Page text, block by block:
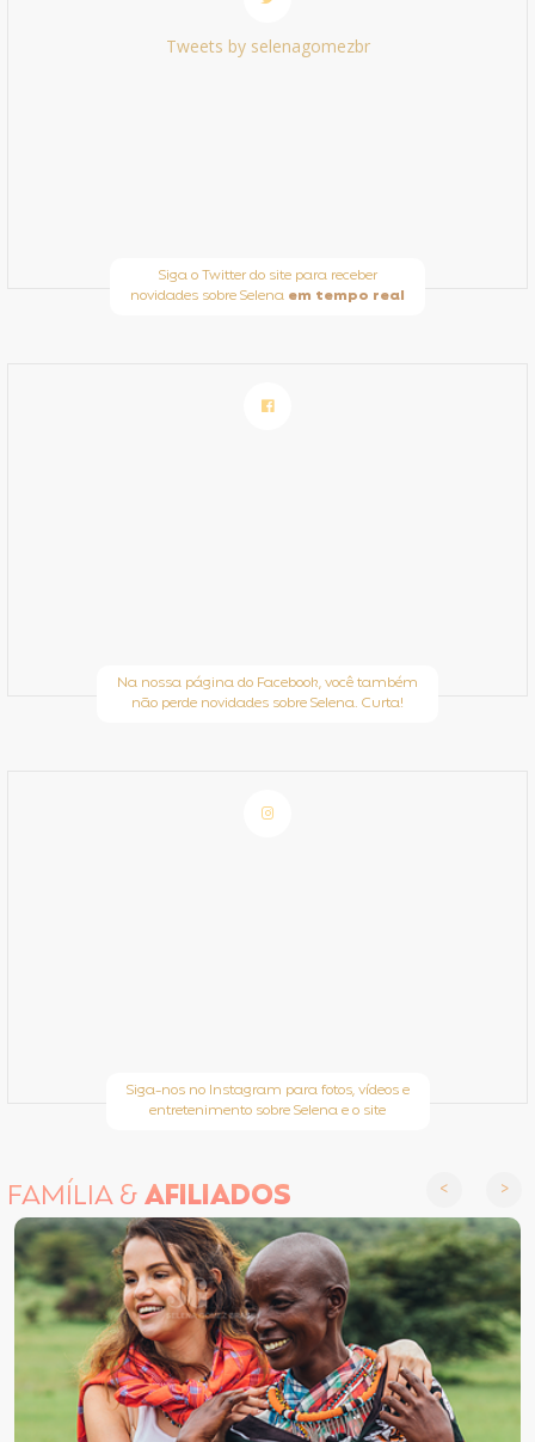
Tweets by selenagomezbr
Siga o Twitter do site para receber
novidades sobre Selena em tempo real
Na nossa página do Facebook, você também
não perde novidades sobre Selena. Curta!
Siga-nos no Instagram para fotos, vídeos e
entretenimento sobre Selena e o site
FAMÍLIA &AFILIADOS